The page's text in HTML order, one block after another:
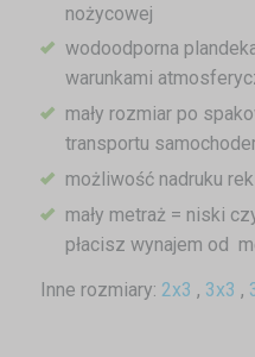
nożycowej
wodoodporna
warunkami
mały rozmiar po
transportu
możliwość nadruku
mały metraż = niski
płacisz wynajem od
Inne rozmiary: 2x3 , 3x3 ,